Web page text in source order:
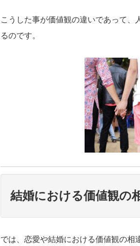
こうした事が価値観の違いであって、
るのです。
結婚における価値観の
では、恋愛や結婚における価値観の相